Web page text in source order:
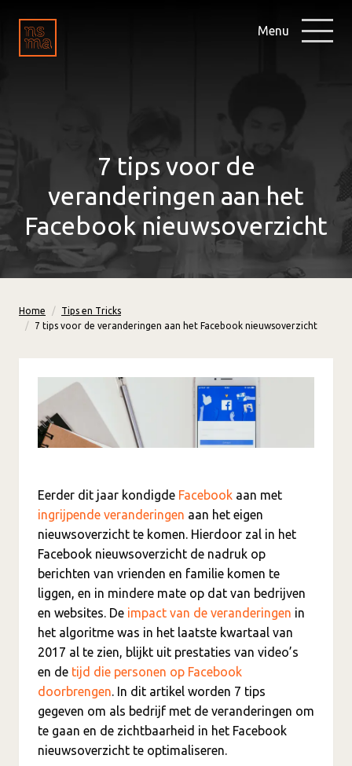
Menu
7 tips voor de
veranderingen aan het
Facebook nieuwsoverzicht
Home
Tips en Tricks
7 tips voor de veranderingen aan het Facebook nieuwsoverzicht
Eerder dit jaar kondigde Facebook aan met
ingrijpende veranderingen aan het eigen
nieuwsoverzicht te komen. Hierdoor zal in het
Facebook nieuwsoverzicht de nadruk op
berichten van vrienden en familie komen te
liggen, en in mindere mate op dat van bedrijven
en websites. De impact van de veranderingen in
het algoritme was in het laatste kwartaal van
2017 al te zien, blijkt uit prestaties van video’s
en de tijd die personen op Facebook
doorbrengen. In dit artikel worden 7 tips
gegeven om als bedrijf met de veranderingen om
te gaan en de zichtbaarheid in het Facebook
nieuwsoverzicht te optimaliseren.